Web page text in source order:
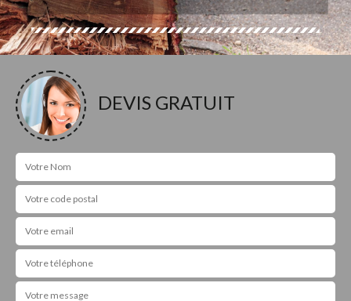
DEVIS GRATUIT